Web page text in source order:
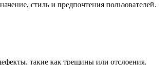
стиль и предпочтения пользователей.
такие как трещины или отслоения.